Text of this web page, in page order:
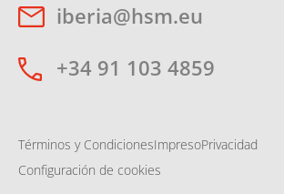
iberia@hsm.eu
+34 91 103 4859
Términos y CondicionesImpresoPrivacidad
Configuración de cookies